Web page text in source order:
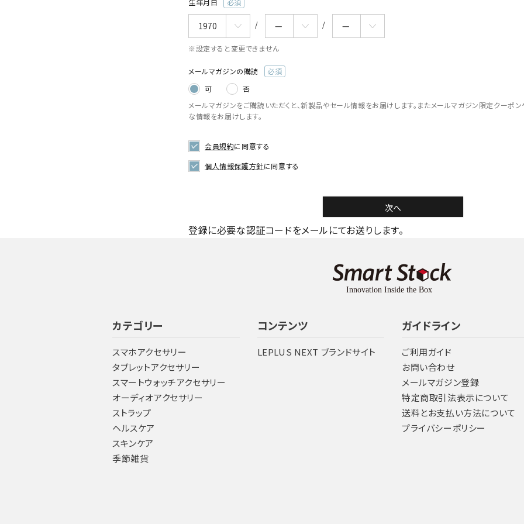
生年月日
(必
※設定すると変更できません
メールマガジンの購読
可
否
メールマガジンをご購読いただくと、新製品やセール情報をお届けします。またメールマガジン限定クーポ
な情報をお届けします。
会員規約に同意する
個人情報保護方針に同意する
次へ
登録に必要な認証コードをメールにてお送りします。
カテゴリー
スマホアクセサリー
タブレットアクセサリー
スマートウォッチアクセサリー
オーディオアクセサリー
ストラップ
ヘルスケア
スキンケア
季節雑貨
コンテンツ
LEPLUS NEXT ブランドサイト
ガイドライン
ご利用ガイド
お問い合わせ
メールマガジン登録
特定商取引法表示について
送料とお支払い方法について
プライバシーポリシー